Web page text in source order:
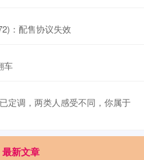
：配售协议失效
车
定调，两类人感受不同，你属于
最新文章